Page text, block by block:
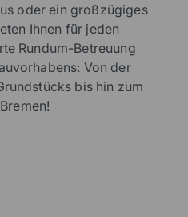
oder ein großzügiges
Ihnen für jeden
Rundum-Betreuung
Von der
bis hin zum